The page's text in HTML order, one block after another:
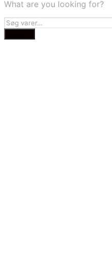
What are you looking for?